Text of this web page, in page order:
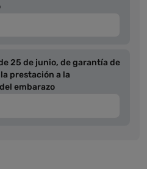
25 de junio, de garantía de
prestación a la
embarazo